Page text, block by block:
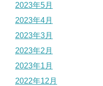
2023年5月
2023年4月
2023年3月
2023年2月
2023年1月
2022年12月